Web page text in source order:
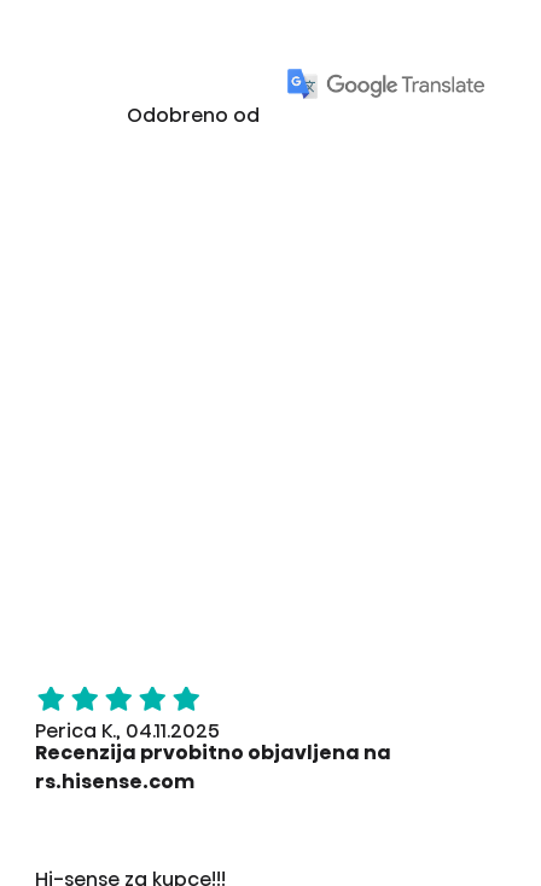
Odobreno od
Perica K., 04.11.2025
Recenzija prvobitno objavljena na
rs.hisense.com
Hi-sense za kupce!!!